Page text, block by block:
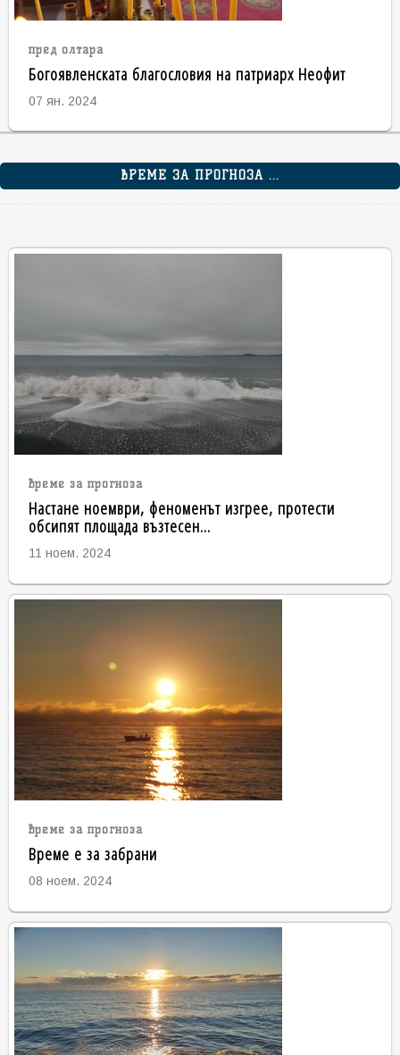
пред олтара
Богоявленската благословия на патриарх Неофит
07 ян. 2024
ВРЕМЕ ЗА ПРОГНОЗА ...
време за прогноза
Настане ноември, феноменът изгрее, протести
обсипят площада възтесен...
11 ноем. 2024
време за прогноза
Време е за забрани
08 ноем. 2024